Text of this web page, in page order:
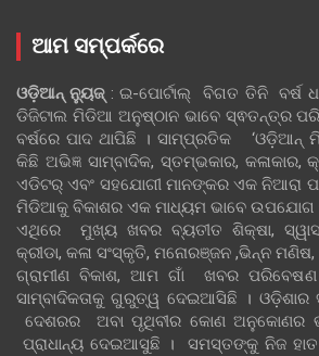
ଆମ ସମ୍ପର୍କରେ
ଓଡ଼ିଆନ୍‍ ନ୍ୟୁଜ୍‍: ଇ-ପୋର୍ଟାଲ୍ ବିଗତ ତିନି ବର୍ଷ
ଡିଜିଟାଲ ମିଡିଆ ଅନୁଷ୍ଠାନ ଭାବେ ସ୍ଵତନ୍ତ୍ର
ବର୍ଷରେ ପାଦ ଥାପିଛି । ସାମ୍ପ୍ରତିକ ‘ଓଡ଼ିଆନ୍‍
କିଛି ଅଭିଜ୍ଞ ସାମ୍ବାଦିକ, ସ୍ତମ୍ଭକାର, କଳାକାର,
ଏଡିଟର୍ ଏବଂ ସହଯୋଗୀ ମାନଙ୍କର ଏକ ନିଆରା
ମିଡିଆକୁ ବିକାଶର ଏକ ମାଧ୍ୟମ ଭାବେ ଉପଯୋଗ
ଏଥିରେ ମୁଖ୍ୟ ଖବର ବ୍ୟତୀତ ଶିକ୍ଷା,
କ୍ରୀଡା, କଳା ସଂସ୍କୃତି, ମନୋରଞ୍ଜନ ,ଭିନ୍ନ ମଣିଷ,
ଗ୍ରାମୀଣ ବିକାଶ, ଆମ ଗାଁ ଖବର
ସାମ୍ବାଦିକତାକୁ ଗୁରୁତ୍ୱ ଦେଇଆସିଛି ।
ଦେଶରର ଅବା ପୃଥିବୀର କୋଣ
ପ୍ରାଧାନ୍ୟ ଦେଇଆସୁଛି । ସମସ୍ତଙ୍କୁ ନିଜ ହାତ